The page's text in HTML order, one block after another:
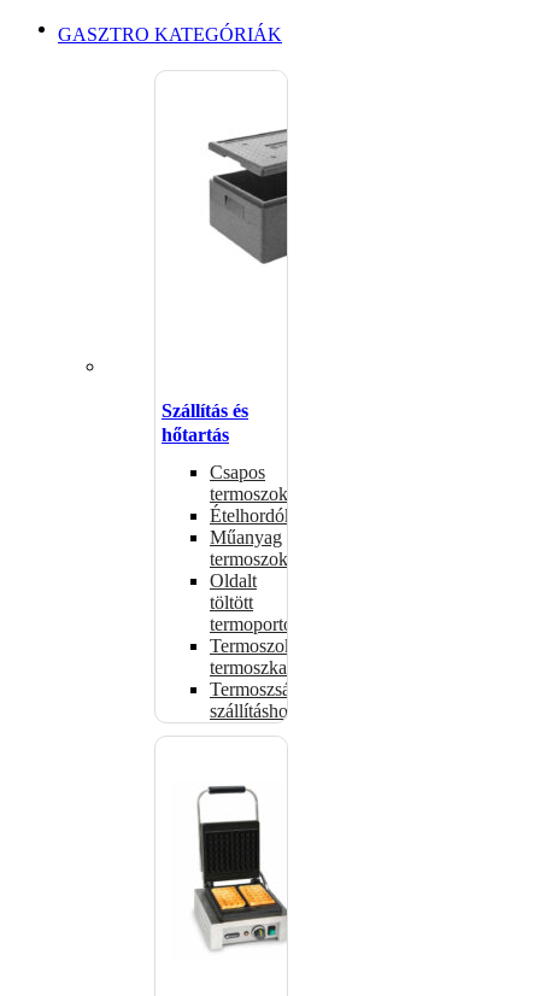
GASZTRO KATEGÓRIÁK
Szállítás és
hőtartás
Csapos
termoszok
Ételhordók
Műanyag
termoszok
Oldalt
töltött
termoportok
Termoszok,
termoszkannák
Termoszsákok
szállításhoz